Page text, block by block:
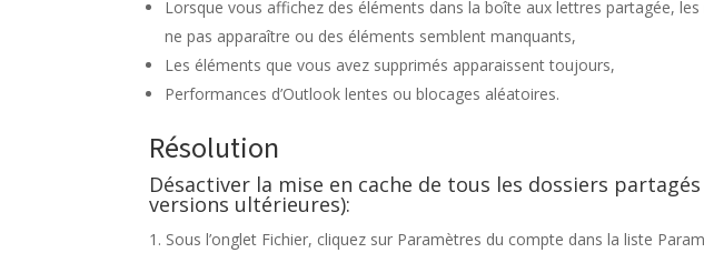
Lorsque vous affichez des éléments dans la boîte aux lettres partagée,
ne pas apparaître ou des éléments semblent manquants,
Les éléments que vous avez supprimés apparaissent toujours,
Performances d’Outlook lentes ou blocages aléatoires.
Résolution
Désactiver la mise en cache de tous les dossiers
versions ultérieures):
Sous l’onglet Fichier, cliquez sur Paramètres du compte dans la liste